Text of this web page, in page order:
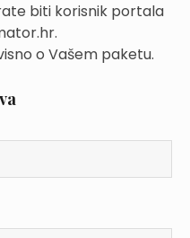
biti korisnik portala
o Vašem paketu.